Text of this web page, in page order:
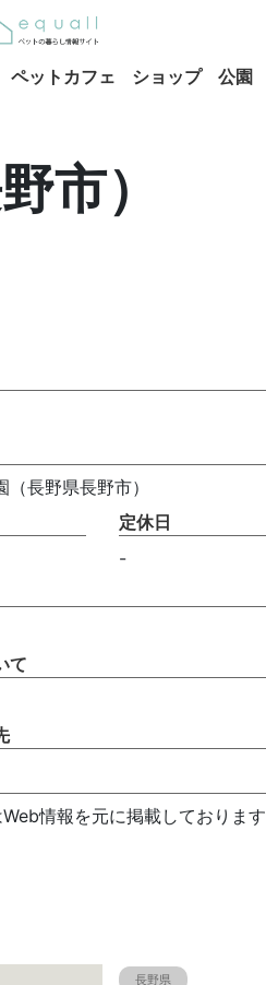
ペットカフェ ショップ 公園
市）
長野県長野市）
定休日
-
て
情報を元に掲載しております
長野県